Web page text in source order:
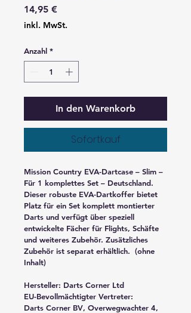
14,95 €
inkl. MwSt.
Anzahl *
In den Warenkorb
Sofortkauf
Mission Country EVA-Dartcase – Slim –
Für 1 komplettes Set – Deutschland.
Dieser robuste EVA-Dartkoffer bietet
Platz für ein Set komplett montierter
Darts und verfügt über speziell
entwickelte Fächer für Flights, Schäfte
und weiteres Zubehör. Zusätzliches
Zubehör ist separat erhältlich.  (ohne
Inhalt)
Hersteller: Darts Corner Ltd
EU-Bevollmächtigter Vertreter:
Darts Corner BV, Overwegwachter 4,